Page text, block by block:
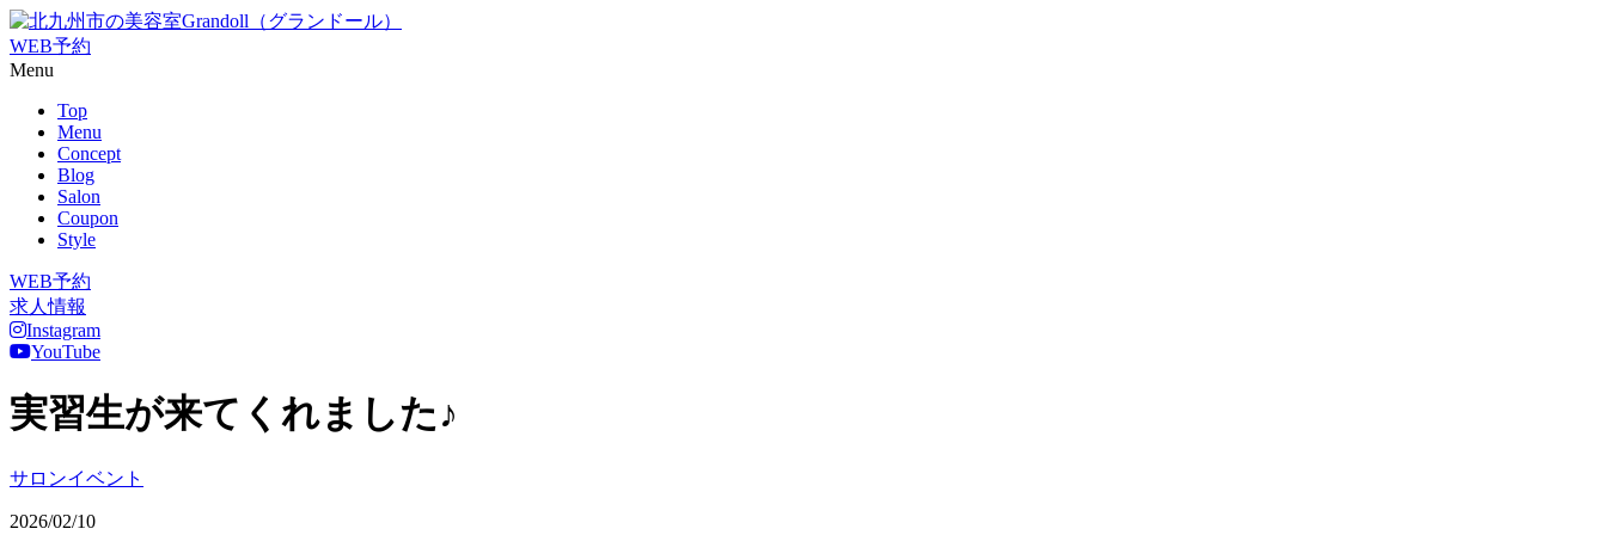
WEB予約
Menu
Top
Menu
Concept
Blog
Salon
Coupon
Style
WEB予約
求人情報
Instagram
YouTube
実習生が来てくれました♪
サロンイベント
2026/02/10